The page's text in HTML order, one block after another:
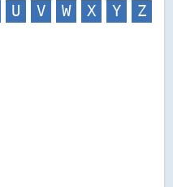
U V W X Y Z